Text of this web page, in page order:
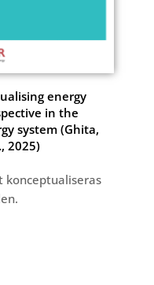
energy
in the
system(Ghita,
2025)
konceptualiseras